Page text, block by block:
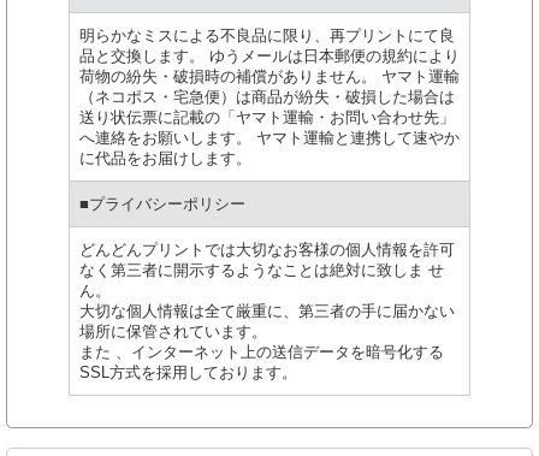
明らかなミスによる不良品に限り、再プリントにて良
品と交換します。 ゆうメールは日本郵便の規約により
荷物の紛失・破損時の補償がありません。 ヤマト運輸
（ネコポス・宅急便）は商品が紛失・破損した場合は
送り状伝票に記載の「ヤマト運輸・お問い合わせ先」
へ連絡をお願いします。 ヤマト運輸と連携して速やか
に代品をお届けします。
■プライバシーポリシー
どんどんプリントでは大切なお客様の個人情報を許可
なく第三者に開示するようなことは絶対に致しま せ
ん。
大切な個人情報は全て厳重に、第三者の手に届かない
場所に保管されています。
また 、インターネット上の送信データを暗号化する
SSL方式を採用しております。